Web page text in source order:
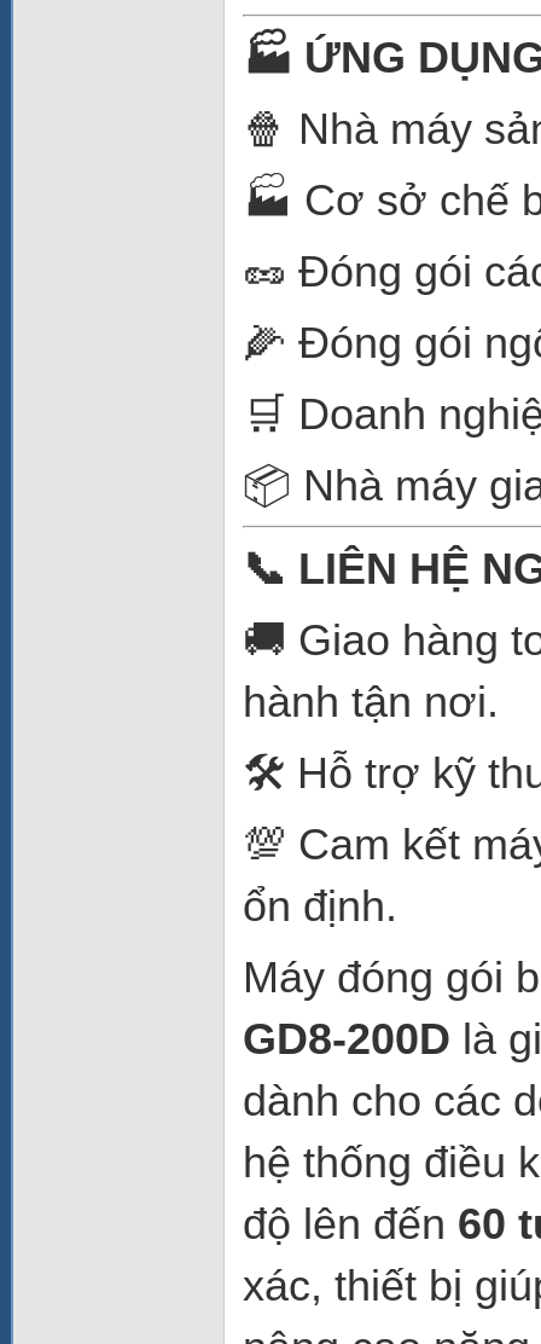
🏭 ỨNG
🍿 Nhà máy
🏭 Cơ sở chế
🥜 Đóng gói
🌽 Đóng gói
🛒 Doanh
📦 Nhà máy
📞 LIÊN HỆ
🚚 Giao hàng
hành tận nơi.
🛠️ Hỗ trợ kỹ
💯 Cam kết
ổn định.
Máy đóng gói
GD8-200D là
dành cho các
hệ thống điều
độ lên đến 60
xác, thiết bị